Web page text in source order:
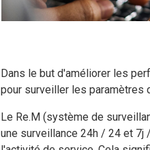
Dans le but d'améliorer les
pour surveiller les paramètres
Le Re.M (système de
une surveillance 24h / 24 et 7j